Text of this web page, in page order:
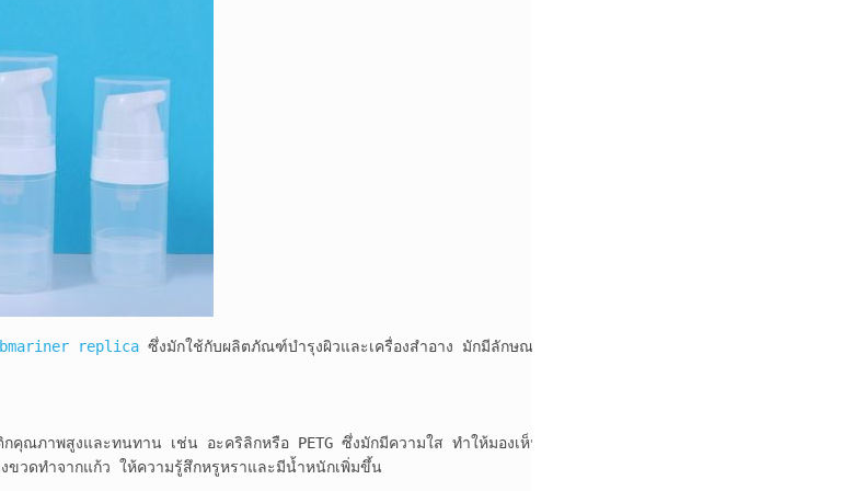
replica ซึ่งมักใช้กับผลิตภัณฑ์บำรุงผิวและเครื่องสำอาง มักมีลักษณะสำคัญหลายประการ:
คุณภาพสูงและทนทาน เช่น อะคริลิกหรือ PETG ซึ่งมักมีความใส ทำให้มองเห็นผลิตภัณฑ์ภายในได้
วดทำจากแก้ว ให้ความรู้สึกหรูหราและมีน้ำหนักเพิ่มขึ้น